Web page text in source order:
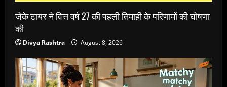
जेके टायर ने वित्त वर्ष 27 की पहली तिमाही के परिणामों की घोषणा
की
Divya Rashtra August 8, 2026